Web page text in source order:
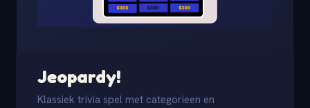
Jeopardy!
Klassiek trivia spel met categorieen en